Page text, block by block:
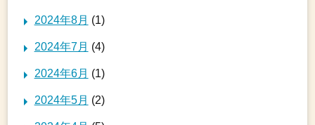
2024年8月 (1)
2024年7月 (4)
2024年6月 (1)
2024年5月 (2)